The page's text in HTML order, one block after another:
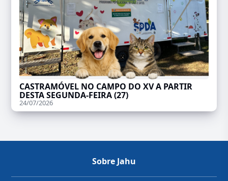
CASTRAMÓVEL NO CAMPO DO XV A PARTIR
DESTA SEGUNDA-FEIRA (27)
24/07/2026
Sobre Jahu